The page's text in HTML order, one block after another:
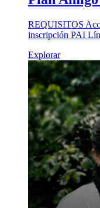
REQUISITOS
inscripción PAI
Explorar